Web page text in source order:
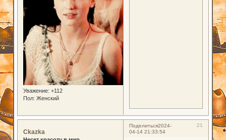
Уважение: +112
Пол: Женский
Поделиться 21
2024-
04-14 21:33:54
Ckazka